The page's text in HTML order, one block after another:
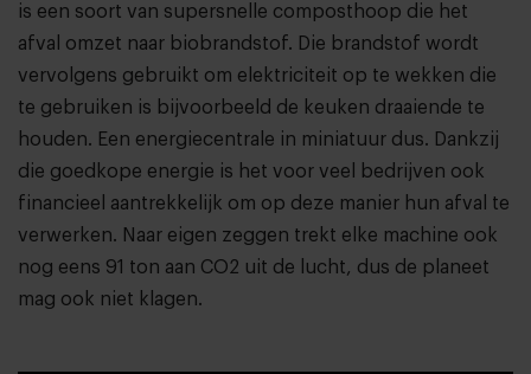
is een soort van supersnelle composthoop die het
afval omzet naar biobrandstof. Die brandstof wordt
vervolgens gebruikt om elektriciteit op te wekken die
te gebruiken is bijvoorbeeld de keuken draaiende te
houden. Een energiecentrale in miniatuur dus. Dankzij
die goedkope energie is het voor veel bedrijven ook
financieel aantrekkelijk om op deze manier hun afval te
verwerken. Naar eigen zeggen trekt elke machine ook
nog eens 91 ton aan CO2 uit de lucht, dus de planeet
mag ook niet klagen.